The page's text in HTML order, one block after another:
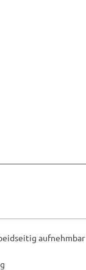
aufnehmbar